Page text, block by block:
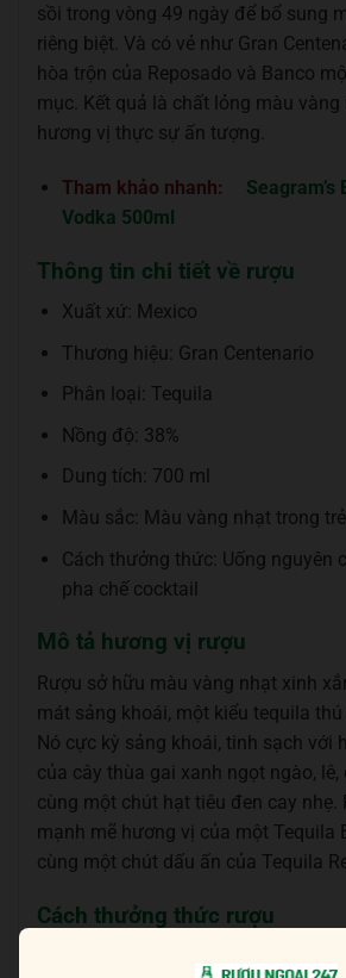
sồi trong vòng 49 ngày để bổ sung
riêng biệt. Và có vẻ như Gran
hòa trộn của Reposado và Banco
mục. Kết quả là chất lỏng màu
hương vị thực sự ấn tượng.
Tham khảo nhanh:
Seagram’s
Vodka 500ml
Thông tin chi tiết về rượu
Xuất xứ: Mexico
Thương hiệu: Gran Centenario
Phân loại: Tequila
Nồng độ: 38%
Dung tích: 700 ml
Màu sắc: Màu vàng nhạt trong
Cách thưởng thức: Uống nguyên
pha chế cocktail
Mô tả hương vị rượu
Rượu sở hữu màu vàng nhạt xinh
mát sảng khoái, một kiểu tequila thú
Nó cực kỳ sảng khoái, tinh sạch với
của cây thùa gai xanh ngọt ngào, lê,
cùng một chút hạt tiêu đen cay nhẹ.
mạnh mẽ hương vị của một Tequila
cùng một chút dấu ấn của Tequila
Cách thưởng thức rượu